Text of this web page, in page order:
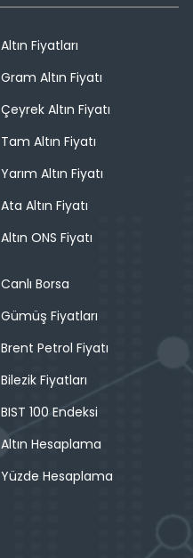
Altın Fiyatları
Gram Altın Fiyatı
Çeyrek Altın Fiyatı
Tam Altın Fiyatı
Yarım Altın Fiyatı
Ata Altın Fiyatı
Altın ONS Fiyatı
Canlı Borsa
Gümüş Fiyatları
Brent Petrol Fiyatı
Bilezik Fiyatları
BIST 100 Endeksi
Altın Hesaplama
Yüzde Hesaplama